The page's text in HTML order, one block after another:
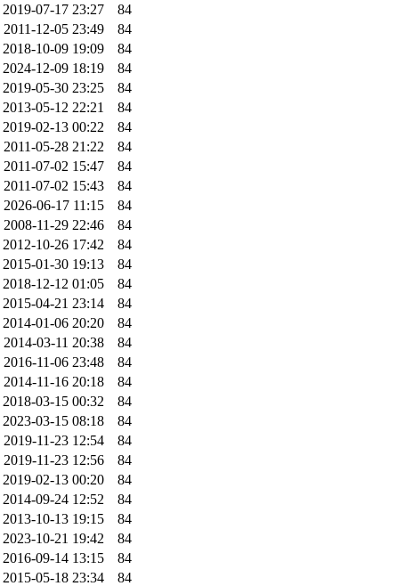
2019-07-17 23:27
84
2011-12-05 23:49
84
2018-10-09 19:09
84
2024-12-09 18:19
84
2019-05-30 23:25
84
2013-05-12 22:21
84
2019-02-13 00:22
84
2011-05-28 21:22
84
2011-07-02 15:47
84
2011-07-02 15:43
84
2026-06-17 11:15
84
2008-11-29 22:46
84
2012-10-26 17:42
84
2015-01-30 19:13
84
2018-12-12 01:05
84
2015-04-21 23:14
84
2014-01-06 20:20
84
2014-03-11 20:38
84
2016-11-06 23:48
84
2014-11-16 20:18
84
2018-03-15 00:32
84
2023-03-15 08:18
84
2019-11-23 12:54
84
2019-11-23 12:56
84
2019-02-13 00:20
84
2014-09-24 12:52
84
2013-10-13 19:15
84
2023-10-21 19:42
84
2016-09-14 13:15
84
2015-05-18 23:34
84